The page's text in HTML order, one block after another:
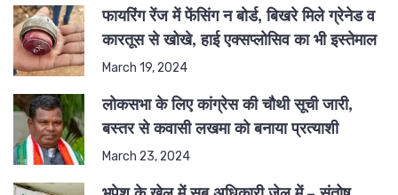
फायरिंग रेंज में फेंसिंग न बोर्ड, बिखरे मिले ग्रेनेड व
कारतूस से खोखे, हाई एक्सप्लोसिव का भी इस्तेमाल
March 19, 2024
लोकसभा के लिए कांग्रेस की चौथी सूची जारी,
बस्तर से कवासी लखमा को बनाया प्रत्याशी
March 23, 2024